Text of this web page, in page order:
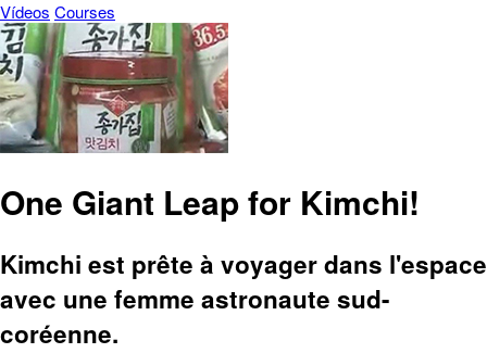
Vídeos Courses
One Giant Leap for Kimchi!
Kimchi est prête à voyager dans l'espace
avec une femme astronaute sud-
coréenne.